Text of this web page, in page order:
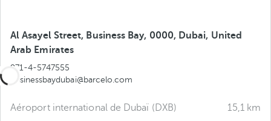
Al Asayel Street, Business Bay, 0000, Dubai, United
Arab Emirates
971-4-5747555
businessbaydubai@barcelo.com
Aéroport international de Dubaï (DXB)
15,1 km